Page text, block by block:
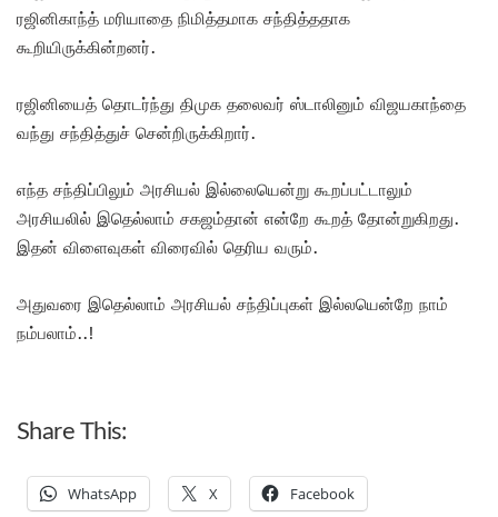
ரஜினிகாந்த் மரியாதை நிமித்தமாக சந்தித்ததாக
கூறியிருக்கின்றனர்.
ரஜினியைத் தொடர்ந்து திமுக தலைவர் ஸ்டாலினும் விஜயகாந்தை
வந்து சந்தித்துச் சென்றிருக்கிறார்.
எந்த சந்திப்பிலும் அரசியல் இல்லையென்று கூறப்பட்டாலும்
அரசியலில் இதெல்லாம் சகஜம்தான் என்றே கூறத் தோன்றுகிறது.
இதன் விளைவுகள் விரைவில் தெரிய வரும்.
அதுவரை இதெல்லாம் அரசியல் சந்திப்புகள் இல்லயென்றே நாம்
நம்பலாம்..!
Share This:
WhatsApp X Facebook